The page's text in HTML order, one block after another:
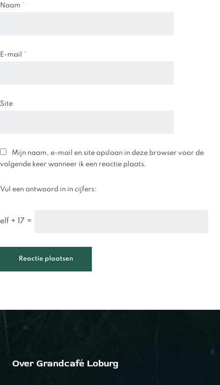
Naam *
E-mail *
Site
Mijn naam, e-mail en site opslaan in deze browser voor de
volgende keer wanneer ik een reactie plaats.
Vul een antwoord in in cijfers:
elf + 17 =
Over Grandcafé Loburg